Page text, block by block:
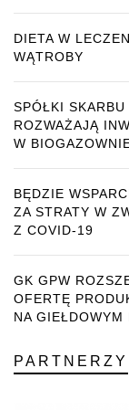
DIETA W
WĄTROBY
SPÓŁKI SKARBU
ROZWAŻAJĄ
W
BĘDZIE
ZA STRATY W
Z COVID-19
GK GPW
OFERTĘ
NA GIEŁDOWYM
PARTNERZY